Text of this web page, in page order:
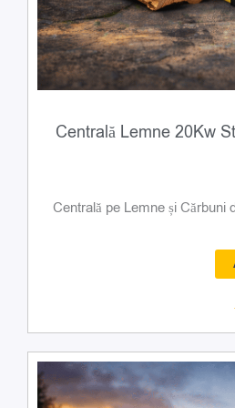
Centrală Lemne 20Kw
Centrală pe Lemne și